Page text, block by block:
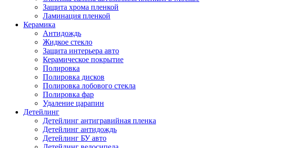
Защита хрома пленкой
Ламинация пленкой
Керамика
Антидождь
Жидкое стекло
Защита интерьера авто
Керамическое покрытие
Полировка
Полировка дисков
Полировка лобового стекла
Полировка фар
Удаление царапин
Детейлинг
Детейлинг антигравийная пленка
Детейлинг антидождь
Детейлинг БУ авто